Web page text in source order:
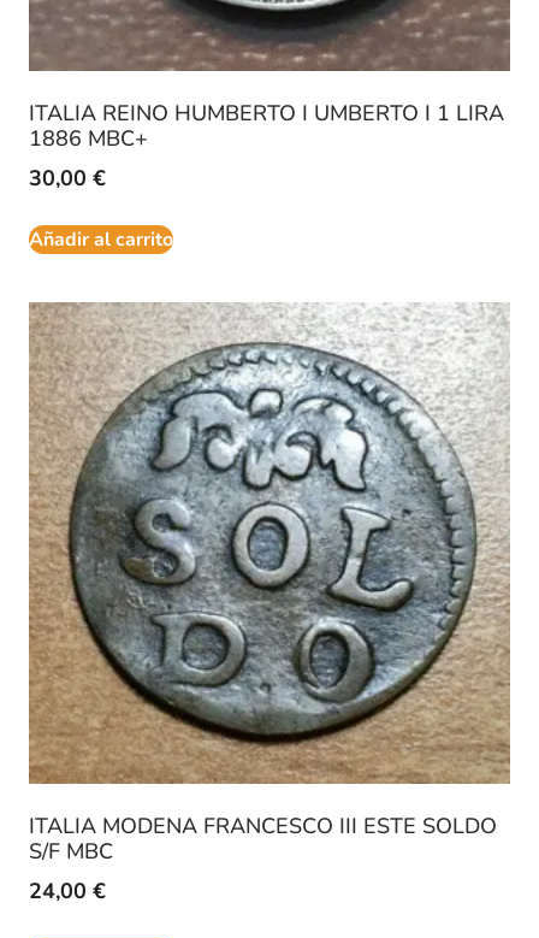
ITALIA REINO HUMBERTO I UMBERTO I 1 LIRA
1886 MBC+
30,00 €
Añadir al carrito
ITALIA MODENA FRANCESCO III ESTE SOLDO
S/F MBC
24,00 €